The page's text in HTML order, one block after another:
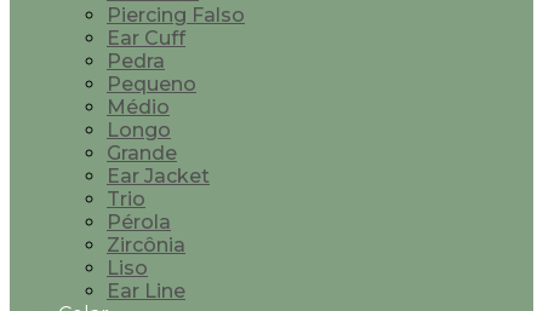
Piercing Falso
Ear Cuff
Pedra
Pequeno
Médio
Longo
Grande
Ear Jacket
Trio
Pérola
Zircônia
Liso
Ear Line